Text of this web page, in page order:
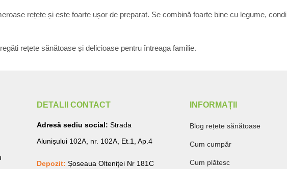
rețete și este foarte ușor de preparat. Se combină foarte bine cu legume,
rețete sănătoase și delicioase pentru întreaga familie.
DETALII CONTACT
Adresă sediu social: Strada
Alunișului 102A, nr. 102A, Et.1, Ap.4
Depozit: Șoseaua Olteniței Nr 181C
INFORMAȚII
Blog rețete sănătoase
Cum cumpăr
Cum plătesc